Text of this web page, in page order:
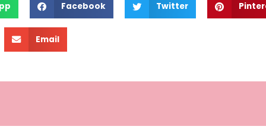
Facebook Twitter
Email